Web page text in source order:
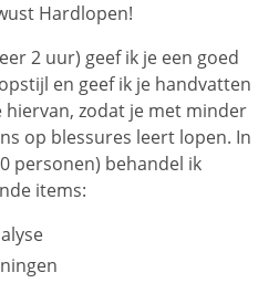
Hardlopen!
2 uur) geef ik je een goed
en geef ik je handvatten
zodat je met minder
op blessures leert lopen. In
personen) behandel ik
items: